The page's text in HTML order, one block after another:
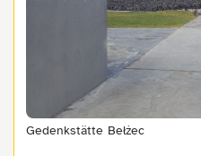
Gedenkstätte Bełżec